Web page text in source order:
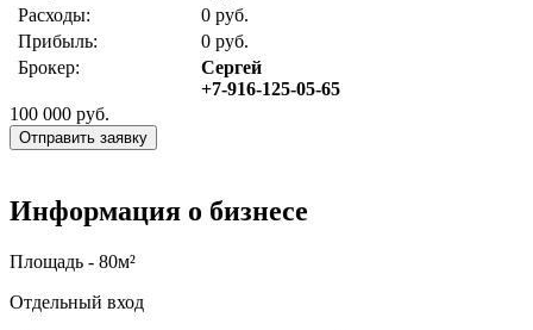
Расходы:
0 руб.
Прибыль:
0 руб.
Брокер:
Сергей
+7-916-125-05-65
100 000 руб.
Отправить заявку
Информация о бизнесе
Площадь - 80м²
Отдельный вход